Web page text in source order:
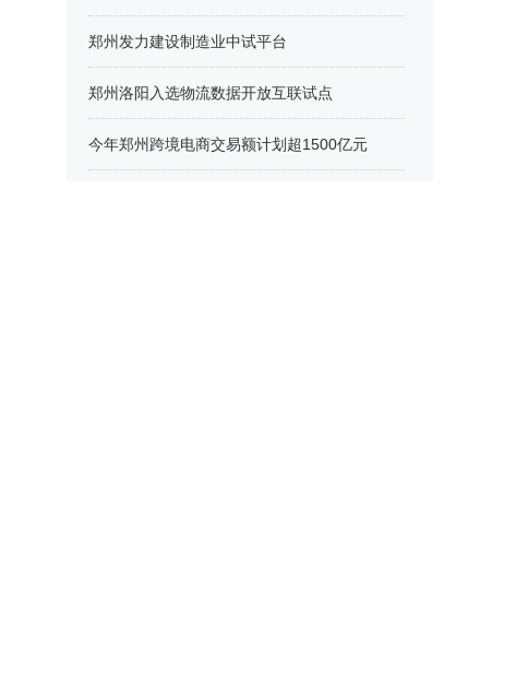
郑州发力建设制造业中试平台
郑州洛阳入选物流数据开放互联试点
今年郑州跨境电商交易额计划超1500亿元